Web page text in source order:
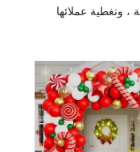
، وتغطية عملائها